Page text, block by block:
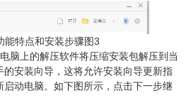
能特点和安装步骤图3
脑上的解压软件将压缩安装包解压到当
安装向导，这将允许安装向导更新指
动电脑。如下图所示，点击下一步继